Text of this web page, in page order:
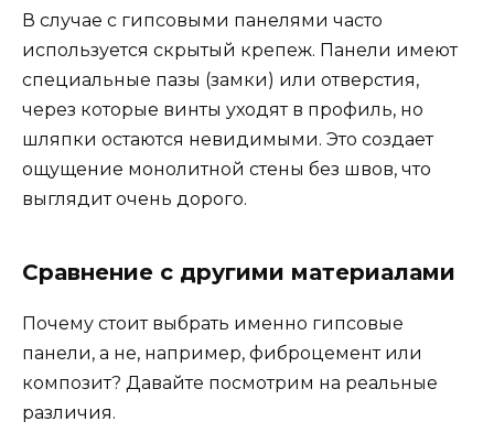
В случае с гипсовыми панелями часто
используется скрытый крепеж. Панели имеют
специальные пазы (замки) или отверстия,
через которые винты уходят в профиль, но
шляпки остаются невидимыми. Это создает
ощущение монолитной стены без швов, что
выглядит очень дорого.
Сравнение с другими материалами
Почему стоит выбрать именно гипсовые
панели, а не, например, фиброцемент или
композит? Давайте посмотрим на реальные
различия.